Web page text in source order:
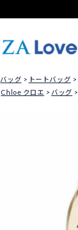
バッグ トートバッグ
Chloe クロエ バッグ